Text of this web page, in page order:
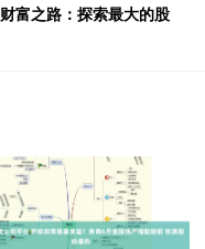
富之路：探索最大的股